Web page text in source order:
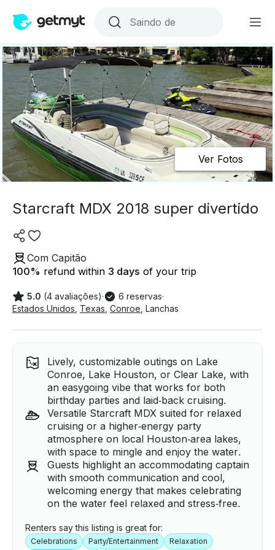
Ver Fotos
Starcraft MDX 2018 super divertido
Com Capitão
100% refund within 3 days of your trip
5.0 (4 avaliações)· 6 reservas·
Estados Unidos Texas Conroe Lanchas
Lively, customizable outings on Lake
Conroe, Lake Houston, or Clear Lake, with
an easygoing vibe that works for both
birthday parties and laid‑back cruising.
Versatile Starcraft MDX suited for relaxed
cruising or a higher‑energy party
atmosphere on local Houston‑area lakes,
with space to mingle and enjoy the water.
Guests highlight an accommodating captain
with smooth communication and cool,
welcoming energy that makes celebrating
on the water feel relaxed and stress‑free.
Renters say this listing is great for:
Celebrations Party/Entertainment
Relaxation